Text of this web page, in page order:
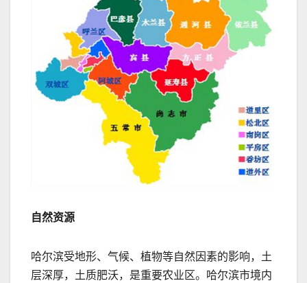
自然资源
哈尔滨受地形、气候、植物等自然因素的影响，土
层深厚，土质肥沃，是重要农业区。哈尔滨市境内